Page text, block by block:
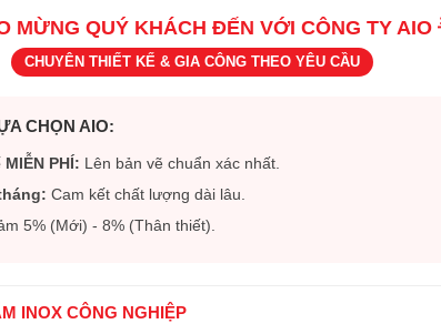
MỪNG QUÝ KHÁCH ĐẾN VỚI CÔNG TY AIO
CHUYÊN THIẾT KẾ & GIA CÔNG THEO YÊU CẦU
CHỌN AIO:
PHÍ: Lên bản vẽ chuẩn xác nhất.
Cam kết chất lượng dài lâu.
5% (Mới) - 8% (Thân thiết).
INOX CÔNG NGHIỆP